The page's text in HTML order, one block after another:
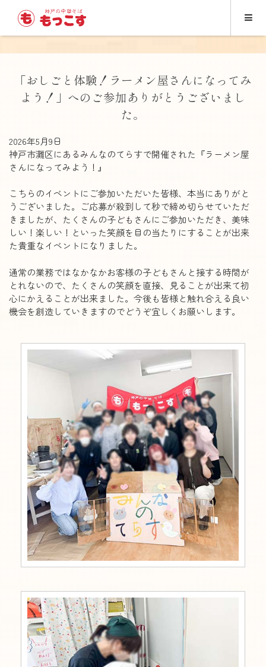
「おしごと体験！ラーメン屋さんになってみ
よう！」へのご参加ありがとうございまし
た。
2026年5月9日
神戸市灘区にあるみんなのてらすで開催された『ラーメン屋
さんになってみよう！』
こちらのイベントにご参加いただいた皆様、本当にありがと
うございました。ご応募が殺到して秒で締め切らせていただ
きましたが、たくさんの子どもさんにご参加いただき、美味
しい！楽しい！といった笑顔を目の当たりにすることが出来
た貴重なイベントになりました。
通常の業務ではなかなかお客様の子どもさんと接する時間が
とれないので、たくさんの笑顔を直接、見ることが出来て初
心にかえることが出来ました。今後も皆様と触れ合える良い
機会を創造していきますのでどうぞ宜しくお願いします。